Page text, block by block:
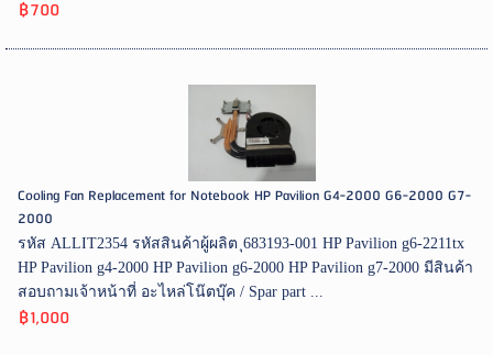
฿700
Cooling Fan Replacement for Notebook HP Pavilion G4-2000 G6-2000 G7-
2000
รหัส ALLIT2354 รหัสสินค้าผู้ผลิต ุ683193-001 HP Pavilion g6-2211tx
HP Pavilion g4-2000 HP Pavilion g6-2000 HP Pavilion g7-2000 มีสินค้า
สอบถามเจ้าหน้าที่ อะไหล่โน๊ตบุ๊ค / Spar part ...
฿1,000